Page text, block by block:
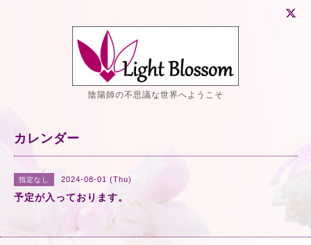
陰陽師の不思議な世界へようこそ
カレンダー
指定なし 2024-08-01 (Thu)
予定が入っております。